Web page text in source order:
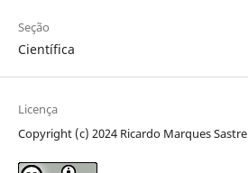
Seção
Científica
Licença
Copyright (c) 2024 Ricardo Marques Sastre